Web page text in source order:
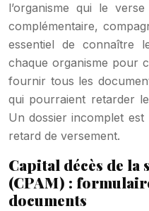
l’organisme qui le
complémentaire,
essentiel de connaître
chaque organisme pour
fournir tous les
qui pourraient retarder
Un dossier incomplet
retard de versement.
Capital décès de la
(CPAM) :
documents